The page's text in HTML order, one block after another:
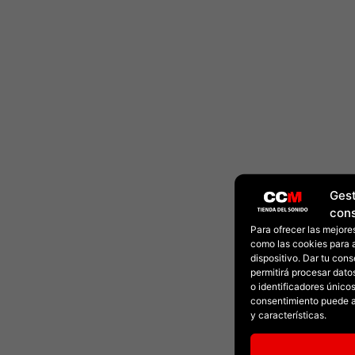
Para ofrecer las
como las cookies para
dispositivo. Dar tu
permitirá procesar
o identificadores
consentimiento puede
y características.